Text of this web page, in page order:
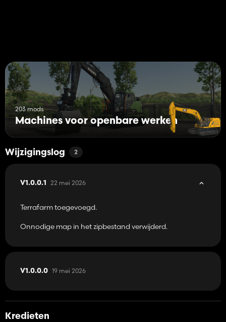
203 mods
Machines voor openbare werken
Wijzigingslog 2
V1.0.0.1 22 mei 2026
Terrafarm toegevoegd.
Onnodige map in het zipbestand verwijderd.
V1.0.0.0 19 mei 2026
Kredieten